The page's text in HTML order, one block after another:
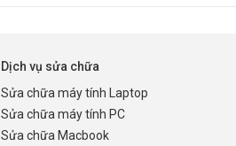
Dịch vụ sửa chữa
Sửa chữa máy tính Laptop
Sửa chữa máy tính PC
Sửa chữa Macbook